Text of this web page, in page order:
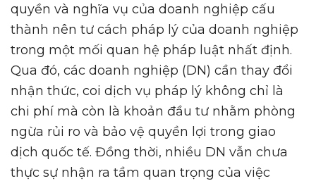
quyền và nghĩa vụ của doanh nghiệp cấu
thành nên tư cách pháp lý của doanh nghiệp
trong một mối quan hệ pháp luật nhất định.
Qua đó, các doanh nghiệp (DN) cần thay đổi
nhận thức, coi dịch vụ pháp lý không chỉ là
chi phí mà còn là khoản đầu tư nhằm phòng
ngừa rủi ro và bảo vệ quyền lợi trong giao
dịch quốc tế. Đồng thời, nhiều DN vẫn chưa
thực sự nhận ra tầm quan trọng của việc